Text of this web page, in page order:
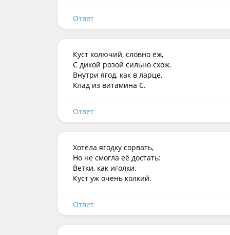
Ответ
Куст колючий, словно ёж,
С дикой розой сильно схож.
Внутри ягод, как в ларце,
Клад из витамина С.
Ответ
Хотела ягодку сорвать,
Но не смогла её достать:
Ветки, как иголки,
Куст уж очень колкий.
Ответ